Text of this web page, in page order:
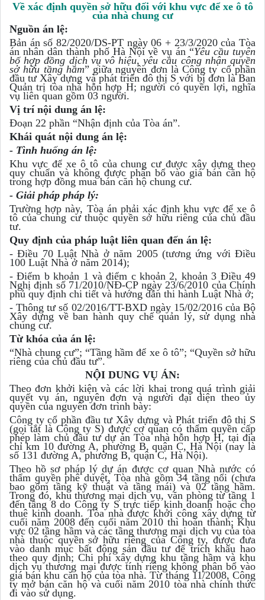
Về xác định quyền sở hữu đối với khu vực để xe ô tô
của nhà chung cư
Nguồn án lệ:
Bản án số 82/2020/DS-PT ngày 06 + 23/3/2020 của Tòa
án nhân dân thành phố Hà Nội về vụ án “Yêu cầu tuyên
bố hợp đồng dịch vụ vô hiệu, yêu cầu công nhận quyền
sở hữu tầng hầm” giữa nguyên đơn là Công ty cổ phần
đầu tư Xây dựng và phát triển đô thị S với bị đơn là Ban
Quản trị tòa nhà hỗn hợp H; người có quyền lợi, nghĩa
vụ liên quan gồm 03 người.
Vị trí nội dung án lệ:
Đoạn 22 phần “Nhận định của Tòa án”.
Khái quát nội dung án lệ:
- Tình huống án lệ:
Khu vực để xe ô tô của chung cư được xây dựng theo
quy chuẩn và không được phân bổ vào giá bán căn hộ
trong hợp đồng mua bán căn hộ chung cư.
- Giải pháp pháp lý:
Trường hợp này, Tòa án phải xác định khu vực để xe ô
tô của chung cư thuộc quyền sở hữu riêng của chủ đầu
tư.
Quy định của pháp luật liên quan đến án lệ:
- Điều 70 Luật Nhà ở năm 2005 (tương ứng với Điều
100 Luật Nhà ở năm 2014);
- Điểm b khoản 1 và điểm c khoản 2, khoản 3 Điều 49
Nghị định số 71/2010/NĐ-CP ngày 23/6/2010 của Chính
phủ quy định chi tiết và hướng dẫn thi hành Luật Nhà ở;
- Thông tư số 02/2016/TT-BXD ngày 15/02/2016 của Bộ
Xây dựng về ban hành quy chế quản lý, sử dụng nhà
chung cư.
Từ khóa của án lệ:
“Nhà chung cư”; “Tầng hầm để xe ô tô”; “Quyền sở hữu
riêng của chủ đầu tư”.
NỘI DUNG VỤ ÁN:
Theo đơn khởi kiện và các lời khai trong quá trình giải
quyết vụ án, nguyên đơn và người đại diện theo ủy
quyền của nguyên đơn trình bày:
Công ty cổ phần đầu tư Xây dựng và Phát triển đô thị S
(gọi tắt là Công ty S) được cơ quan có thẩm quyền cấp
phép làm chủ đầu tư dự án Tòa nhà hỗn hợp H, tại địa
chỉ km 10 đường A, phường B, quận C, Hà Nội (nay là
số 131 đường A, phường B, quận C, Hà Nội).
Theo hồ sơ pháp lý dự án được cơ quan Nhà nước có
thẩm quyền phê duyệt, Tòa nhà gồm 34 tầng nổi (chưa
bao gồm tầng kỹ thuật và tầng mái) và 02 tầng hầm.
Trong đó, khu thương mại dịch vụ, văn phòng từ tầng 1
đến tầng 8 do Công ty S trực tiếp kinh doanh hoặc cho
thuê kinh doanh. Tòa nhà được khởi công xây dựng từ
cuối năm 2008 đến cuối năm 2010 thì hoàn thành; Khu
vực 02 tầng hầm và các tầng thương mại dịch vụ của tòa
nhà thuộc quyền sở hữu riêng của Công ty, được đưa
vào danh mục bất động sản đầu tư để trích khấu hao
theo quy định; Chi phí xây dựng khu tầng hầm và khu
dịch vụ thương mại được tính riêng không phân bổ vào
giá bán khu căn hộ của tòa nhà. Từ tháng 11/2008, Công
ty mở bán căn hộ và cuối năm 2010 tòa nhà chính thức
đi vào sử dụng.